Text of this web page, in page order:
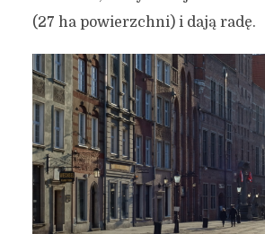
(27 ha powierzchni) i dają radę.